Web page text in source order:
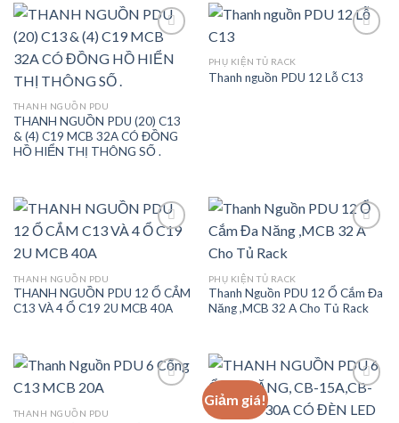
THANH NGUỒN PDU
THANH NGUỒN PDU (20) C13
& (4) C19 MCB 32A CÓ ĐỒNG
HỒ HIỂN THỊ THÔNG SỐ .
Add to
PHỤ KIỆN TỦ RACK
Thanh nguồn PDU 12 Lỗ C13
wishlist
THANH NGUỒN PDU
THANH NGUỒN PDU 12 Ổ CẮM
C13 VÀ 4 Ổ C19 2U MCB 40A
wishlist
PHỤ KIỆN TỦ RACK
Thanh Nguồn PDU 12 Ổ Cắm Đa
Năng ,MCB 32 A Cho Tủ Rack
THANH NGUỒN PDU
Giảm giá!